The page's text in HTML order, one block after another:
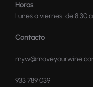
Horas
Lunes a viernes: de 8:30 a
Contacto
933 789 039